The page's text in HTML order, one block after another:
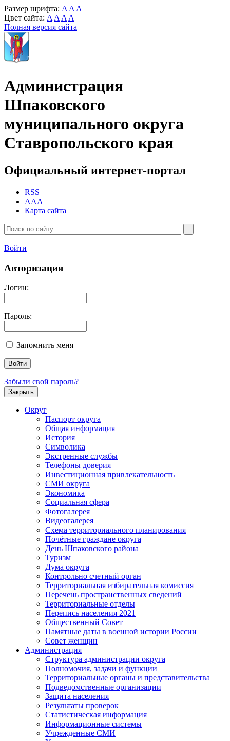
Размер шрифта: A A A
Цвет сайта: A A A A
Полная версия сайта
Администрация
Шпаковского
муниципального округа
Ставропольского края
Официальный интернет-портал
RSS
AAA
Карта сайта
Войти
Авторизация
Логин:
Пароль:
Запомнить меня
Забыли свой пароль?
Закрыть
Округ
Паспорт округа
Общая информация
История
Символика
Экстренные службы
Телефоны доверия
Инвестиционная привлекательность
СМИ округа
Экономика
Социальная сфера
Фотогалерея
Видеогалерея
Схема территориального планирования
Почётные граждане округа
День Шпаковского района
Туризм
Дума округа
Контрольно счетный орган
Территориальная избирательная комиссия
Перечень пространственных сведений
Территориальные отделы
Перепись населения 2021
Общественный Совет
Памятные даты в военной истории России
Совет женщин
Администрация
Структура администрации округа
Полномочия, задачи и функции
Территориальные органы и представительства
Подведомственные организации
Защита населения
Результаты проверок
Статистическая информация
Информационные системы
Учрежденные СМИ